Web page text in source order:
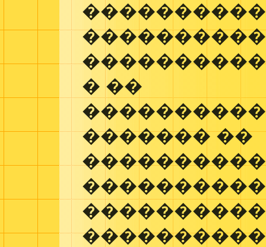
� ��
������� ��
����������